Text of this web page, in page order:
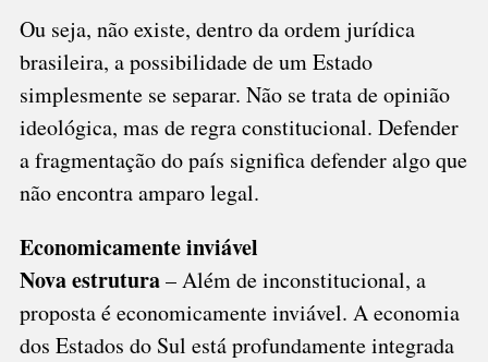
Ou seja, não existe, dentro da ordem jurídica
brasileira, a possibilidade de um Estado
simplesmente se separar. Não se trata de opinião
ideológica, mas de regra constitucional. Defender
a fragmentação do país significa defender algo que
não encontra amparo legal.
Economicamente inviável
Nova estrutura– Além de inconstitucional, a
proposta é economicamente inviável. A economia
dos Estados do Sul está profundamente integrada